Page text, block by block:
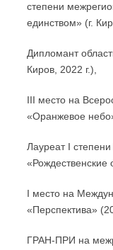
степени
единством» (г.
Дипломант
Киров, 2022 г.),
III место на
«Оранжевое
Лауреат I
«Рождественские
I место на
«Перспектива»
ГРАН-ПРИ на